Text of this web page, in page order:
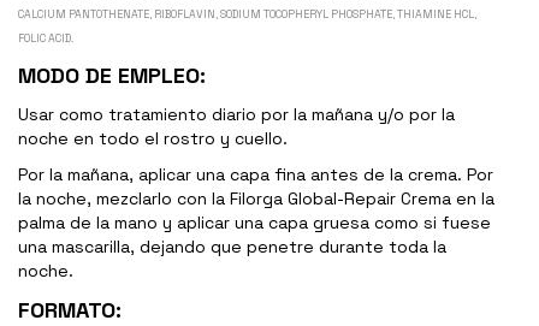
CALCIUM PANTOTHENATE, RIBOFLAVIN, SODIUM TOCOPHERYL PHOSPHATE, THIAMINE HCL,
FOLIC ACID.
MODO DE EMPLEO:
Usar como tratamiento diario por la mañana y/o por la
noche en todo el rostro y cuello.
Por la mañana, aplicar una capa fina antes de la crema. Por
la noche, mezclarlo con la Filorga Global-Repair Crema en la
palma de la mano y aplicar una capa gruesa como si fuese
una mascarilla, dejando que penetre durante toda la
noche.
FORMATO: